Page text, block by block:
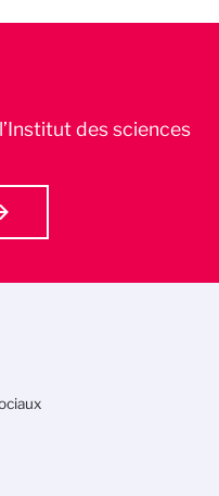
des sciences